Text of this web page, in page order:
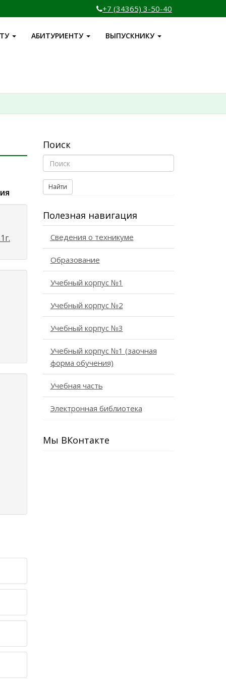
+7 (34365) 3-50-40
АБИТУРИЕНТУ ВЫПУСКНИКУ
Поиск
Найти
Полезная навигация
Сведения о техникуме
Образование
Учебный корпус №1
Учебный корпус №2
Учебный корпус №3
Учебный корпус №1 (заочная
форма обучения)
Учебная часть
Электронная библиотека
Мы ВКонтакте